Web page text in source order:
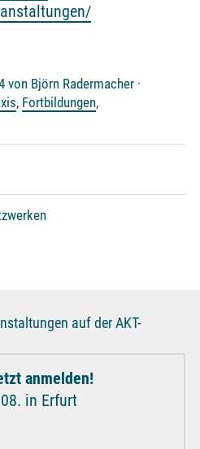
Björn Radermacher ·
, Fortbildungen,
auf der AKT-
anmelden!
in Erfurt